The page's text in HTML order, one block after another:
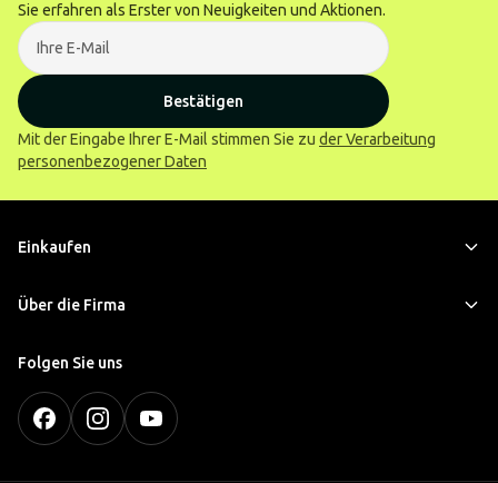
Sie erfahren als Erster von Neuigkeiten und Aktionen.
Bestätigen
Mit der Eingabe Ihrer E-Mail stimmen Sie zu der Verarbeitung
personenbezogener Daten
Einkaufen
Über die Firma
Folgen Sie uns